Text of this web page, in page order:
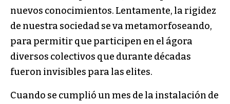
nuevos conocimientos. Lentamente, la rigidez
de nuestra sociedad se va metamorfoseando,
para permitir que participen en el ágora
diversos colectivos que durante décadas
fueron invisibles para las elites.
Cuando se cumplió un mes de la instalación de